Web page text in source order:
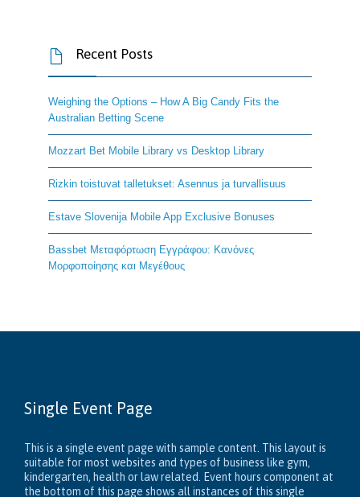
 Recent Posts
Weighing the Options – How A Big Candy Fits the
Australian Betting Scene
Mozzart Bet Mobile Library vs Desktop Library
Rizkin toistuvat talletukset: Asennus ja turvallisuus
Estave Slovenija Mobile App Exclusive Bonuses
Bassbet Μεταφόρτωση Εγγράφου: Κανόνες
Μορφοποίησης και Μεγέθους
Single Event Page
This is a single event page with sample content. This layout is
suitable for most websites and types of business like gym,
kindergarten, health or law related. Event hours component at
the bottom of this page shows all instances of this single